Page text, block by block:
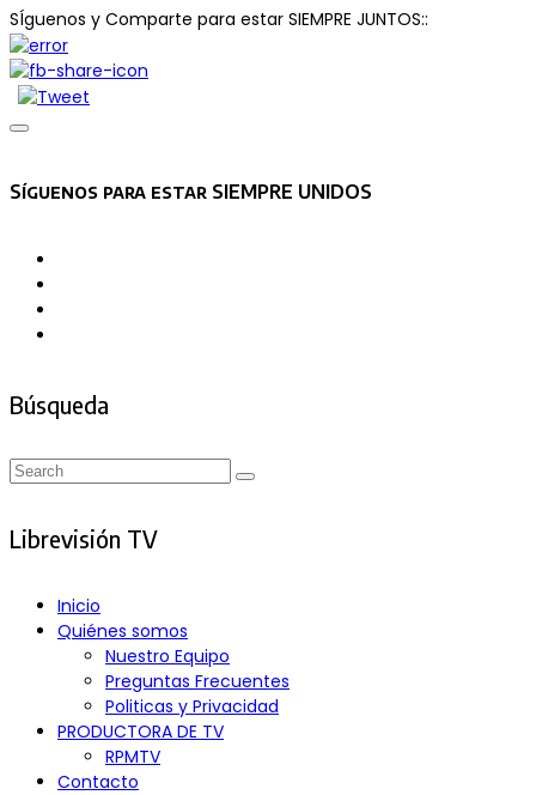
SÍguenos y Comparte para estar SIEMPRE JUNTOS::
Asides
Síguenos para estar SIEMPRE UNIDOS
Búsqueda
Search
Search
Librevisión TV
Inicio
Quiénes somos
Nuestro Equipo
Preguntas Frecuentes
Politicas y Privacidad
PRODUCTORA DE TV
RPMTV
Contacto